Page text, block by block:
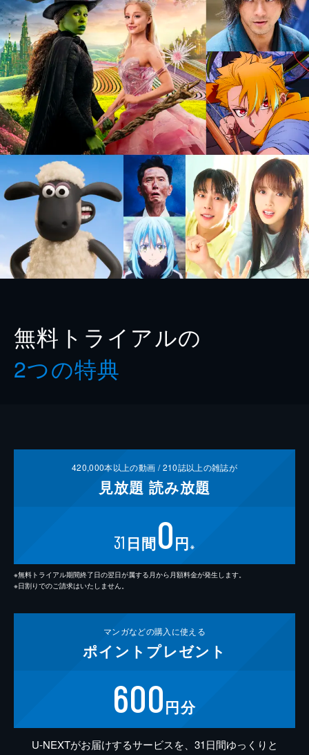
無料トライアルの
2つの特典
420,000本以上の動画 /210誌以上の雑誌が
見放題 読み放題
31 日間0円 ※
※無料トライアル期間終了日の翌日が属する月から月額料金が発生します。
※日割りでのご請求はいたしません。
マンガなどの購入に使える
ポイント プレゼント
600円分
U-NEXTがお届けするサービスを、31日間ゆっくりと